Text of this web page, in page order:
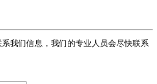
我们信息，我们的专业人员会尽快联系